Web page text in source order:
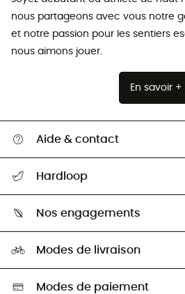
nous partageons avec vous notre
et notre passion pour les sentiers
nous aimons jouer.
En savoir +
Aide & contact
Guide des tailles
Seconde Main
Aide & Contact
Hardloop
HardGuides
Nos engagements
Sélection éco-responsable
Modes de livraison
Modes de paiement